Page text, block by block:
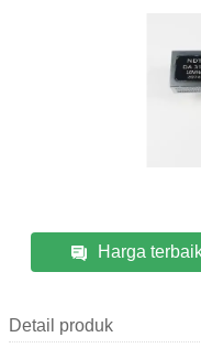
Harga
Detail produk